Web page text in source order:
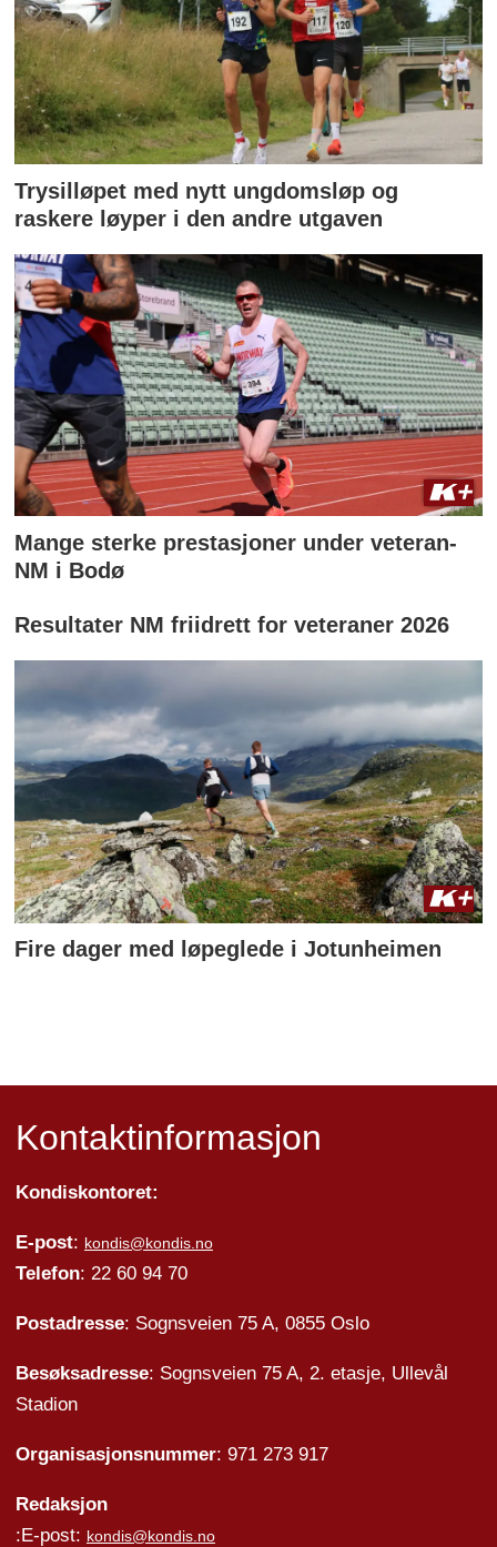
Trysilløpet med nytt ungdomsløp og
raskere løyper i den andre utgaven
Mange sterke prestasjoner under veteran-
NM i Bodø
Resultater NM friidrett for veteraner 2026
Fire dager med løpeglede i Jotunheimen
Kontaktinformasjon
Kondiskontoret:
E-post: kondis@kondis.no
Telefon: 22 60 94 70
Postadresse: Sognsveien 75 A, 0855 Oslo
Besøksadresse: Sognsveien 75 A, 2. etasje, Ullevål
Stadion
Organisasjonsnummer: 971 273 917
Redaksjon
:E-post: kondis@kondis.no